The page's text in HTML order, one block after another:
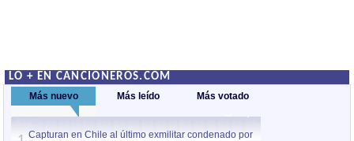
LO + EN CANCIONEROS.COM
Más nuevo Más leído Más votado
Capturan en Chile al último exmilitar condenado por